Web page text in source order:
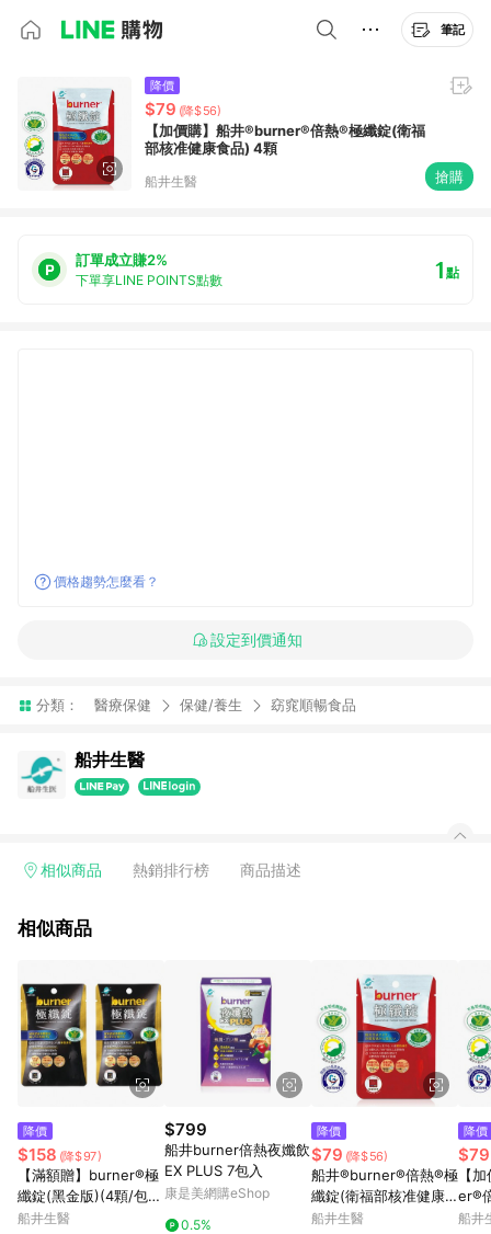
筆記
降價
$79 (降$56)
【加價購】船井®burner®倍熱®極纖錠(衛福
部核准健康食品) 4顆
船井生醫 搶購
訂單成立賺2%
下單享LINE POINTS點數 1點
價格趨勢怎麼看？
設定到價通知
分類： 醫療保健 保健/養生 窈窕順暢食品
船井生醫
相似商品 熱銷排行榜 商品描述
相似商品
降價
$158 (降$97)
【滿額贈】burner®極
纖錠(黑金版)(4顆/包)X
2 (效期至2027/01/01)
船井生醫
$799
船井burner倍熱夜孅飲
EX PLUS 7包入
康是美網購eShop
0.5%
降價
$79 (降$56)
船井®burner®倍熱®極
纖錠(衛福部核准健康
食品)4顆
船井生醫
降價
$79
【
er®
部核
船井